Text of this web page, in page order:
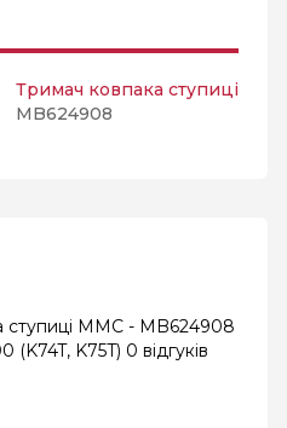
Тримач ковпака ступиці
MB624908
ступиці MMC - MB624908
(K74T, K75T) 0 відгуків